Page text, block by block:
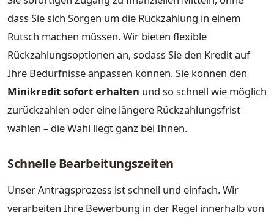
dass Sie sich Sorgen um die Rückzahlung in einem
Rutsch machen müssen. Wir bieten flexible
Rückzahlungsoptionen an, sodass Sie den Kredit auf
Ihre Bedürfnisse anpassen können. Sie können den
Minikredit sofort erhalten und so schnell wie möglich
zurückzahlen oder eine längere Rückzahlungsfrist
wählen – die Wahl liegt ganz bei Ihnen.
Schnelle Bearbeitungszeiten
Unser Antragsprozess ist schnell und einfach. Wir
verarbeiten Ihre Bewerbung in der Regel innerhalb von